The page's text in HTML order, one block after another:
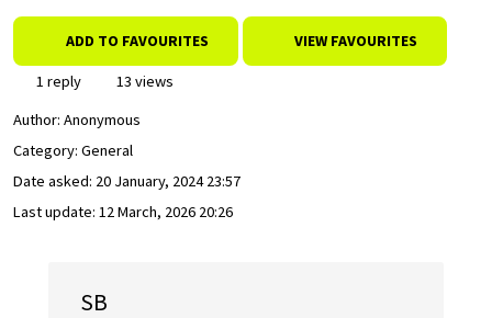
ADD TO FAVOURITES VIEW FAVOURITES
1 reply
13 views
Author: Anonymous
Category: General
Date asked: 20 January, 2024 23:57
Last update: 12 March, 2026 20:26
SB